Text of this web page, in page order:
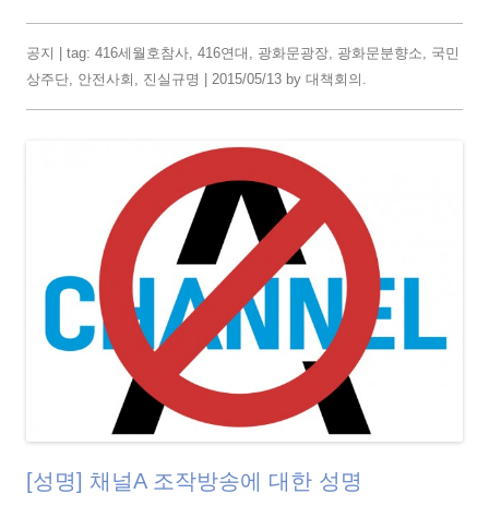
공지 | tag: 416세월호참사 416연대 광화문광장 광화문분향소
국민
상주단 안전사회 진실규명 2015/05/13 by 대책회의
[성명] 채널A 조작방송에 대한 성명